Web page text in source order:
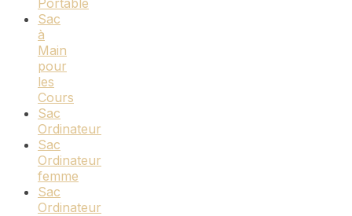
Sac
à
Main
pour
les
Cours
Sac
Ordinateur
Sac
Ordinateur
femme
Sac
Ordinateur